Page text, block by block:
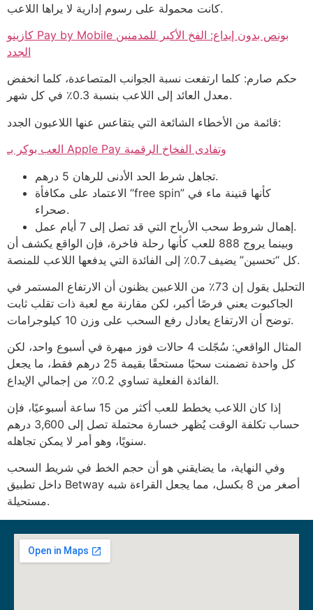
كانت محمولة على رسوم إدارية لا يراها اللاعب.
كازينو Pay by Mobile بونص بدون إيداع: الفخ الأكبر للمدمنين
الجدد
حكم صارم: كلما ارتفعت نسبة الجوانب المتصاعدة، كلما انخفض
معدل العائد إلى اللاعب بنسبة 0.3٪ في كل شهر.
قائمة من الأخطاء الشائعة التي يتقاعس عنها اللاعبون الجدد:
العب بوكر بـ Apple Pay وتفادى الفخاخ الرقمية
تجاهل شرط الحد الأدنى للرهان 5 درهم.
الاعتماد على مكافأة “free spin” كأنها قنينة ماء في
صحراء.
إهمال شروط سحب الأرباح التي قد تصل إلى 7 أيام عمل.
وبينما يروج 888 للعب كأنها رحلة فاخرة، فإن الواقع يكشف أن
كل “تحسين” يضيف 0.7٪ إلى الفائدة التي يدفعها اللاعب للمنصة.
التحليل يقول إن 73٪ من اللاعبين يظنون أن الارتفاع المستمر في
الجاكبوت يعني فرصًا أكبر، لكن مقارنة مع لعبة ذات تقلب ثابت
توضح أن الارتفاع يعادل رفع السحب على وزن 10 كيلوجرامات.
المثال الواقعي: سُجّلت 4 حالات فوز مبهرة في أسبوع واحد، لكن
كل واحدة تضمنت سحبًا مستحقًا بقيمة 25 درهم فقط، ما يجعل
الفائدة الفعلية تساوي 0.2٪ من إجمالي الإيداع.
إذا كان اللاعب يخطط للعب أكثر من 15 ساعة أسبوعيًا، فإن
حساب تكلفة الوقت يُظهر خسارة محتملة تصل إلى 3,600 درهم
سنويًا، وهو أمر لا يمكن تجاهله.
وفي النهاية، ما يضايقني هو أن حجم الخط في شريط السحب
داخل تطبيق Betway أصغر من 8 بكسل، مما يجعل القراءة شبه
مستحيلة.